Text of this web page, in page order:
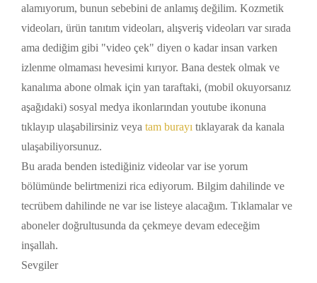
alamıyorum, bunun sebebini de anlamış değilim. Kozmetik
videoları, ürün tanıtım videoları, alışveriş videoları var sırada
ama dediğim gibi "video çek" diyen o kadar insan varken
izlenme olmaması hevesimi kırıyor. Bana destek olmak ve
kanalıma abone olmak için yan taraftaki, (mobil okuyorsanız
aşağıdaki) sosyal medya ikonlarından youtube ikonuna
tıklayıp ulaşabilirsiniz veya tam burayı tıklayarak da kanala
ulaşabiliyorsunuz.
Bu arada benden istediğiniz videolar var ise yorum
bölümünde belirtmenizi rica ediyorum. Bilgim dahilinde ve
tecrübem dahilinde ne var ise listeye alacağım. Tıklamalar ve
aboneler doğrultusunda da çekmeye devam edeceğim
inşallah.
Sevgiler